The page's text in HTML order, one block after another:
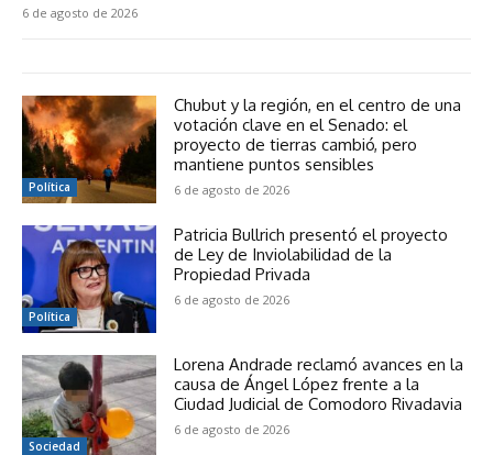
6 de agosto de 2026
Política
Chubut y la región, en el centro de una
votación clave en el Senado: el
proyecto de tierras cambió, pero
mantiene puntos sensibles
6 de agosto de 2026
Política
Patricia Bullrich presentó el proyecto
de Ley de Inviolabilidad de la
Propiedad Privada
6 de agosto de 2026
Sociedad
Lorena Andrade reclamó avances en la
causa de Ángel López frente a la
Ciudad Judicial de Comodoro Rivadavia
6 de agosto de 2026